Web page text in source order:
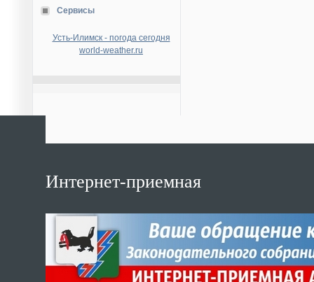
Сервисы
Усть-Илимск - погода сегодня
world-weather.ru
Интернет-приемная